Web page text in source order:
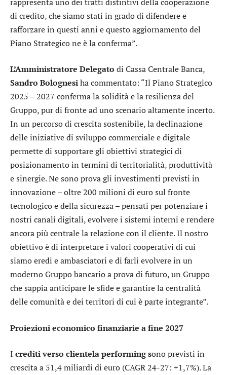
di credito, che siamo stati in grado di difendere e
rafforzare in questi anni e questo aggiornamento del
Piano Strategico ne è la conferma”.
L’Amministratore Delegato di Cassa Centrale Banca,
Sandro Bolognesiha commentato: “Il Piano Strategico
2025 – 2027 conferma la solidità e la resilienza del
Gruppo, pur di fronte ad uno scenario altamente incerto.
In un percorso di crescita sostenibile, la declinazione
delle iniziative di sviluppo commerciale e digitale
permette di supportare gli obiettivi strategici di
posizionamento in termini di territorialità, produttività
e sinergie. Ne sono prova gli investimenti previsti in
innovazione – oltre 200 milioni di euro sul fronte
tecnologico e della sicurezza – pensati per potenziare i
nostri canali digitali, evolvere i sistemi interni e rendere
ancora più centrale la relazione con il cliente. Il nostro
obiettivo è di interpretare i valori cooperativi di cui
siamo eredi e ambasciatori e di farli evolvere in un
moderno Gruppo bancario a prova di futuro, un Gruppo
che sappia anticipare le sfide e garantire la centralità
delle comunità e dei territori di cui è parte integrante”.
Proiezioni economico finanziarie a fine 2027
I crediti verso clientela performing sono previsti in
crescita a 51,4 miliardi di euro (CAGR 24-27: +1,7%). La